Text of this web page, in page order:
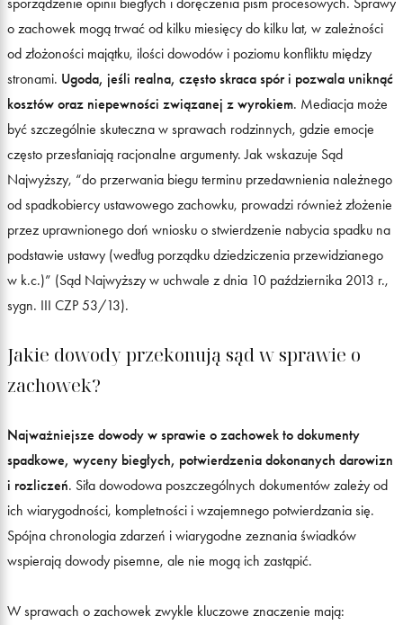
o zachowek mogą trwać od kilku miesięcy do kilku lat, w zależności
od złożoności majątku, ilości dowodów i poziomu konfliktu między
stronami. Ugoda, jeśli realna, często skraca spór i pozwala uniknąć
kosztów oraz niepewności związanej z wyrokiem. Mediacja może
być szczególnie skuteczna w sprawach rodzinnych, gdzie emocje
często przesłaniają racjonalne argumenty. Jak wskazuje Sąd
Najwyższy, “do przerwania biegu terminu przedawnienia należnego
od spadkobiercy ustawowego zachowku, prowadzi również złożenie
przez uprawnionego doń wniosku o stwierdzenie nabycia spadku na
podstawie ustawy (według porządku dziedziczenia przewidzianego
w k.c.)” (Sąd Najwyższy w uchwale z dnia 10 października 2013 r.,
sygn. III CZP 53/13).
Jakie dowody przekonują sąd w sprawie o
zachowek?
Najważniejsze dowody w sprawie o zachowek to dokumenty
spadkowe, wyceny biegłych, potwierdzenia dokonanych darowizn
i rozliczeń. Siła dowodowa poszczególnych dokumentów zależy od
ich wiarygodności, kompletności i wzajemnego potwierdzania się.
Spójna chronologia zdarzeń i wiarygodne zeznania świadków
wspierają dowody pisemne, ale nie mogą ich zastąpić.
W sprawach o zachowek zwykle kluczowe znaczenie mają: